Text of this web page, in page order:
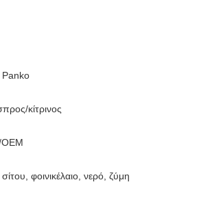
κίτρινος
φοινικέλαιο, νερό, ζύμη